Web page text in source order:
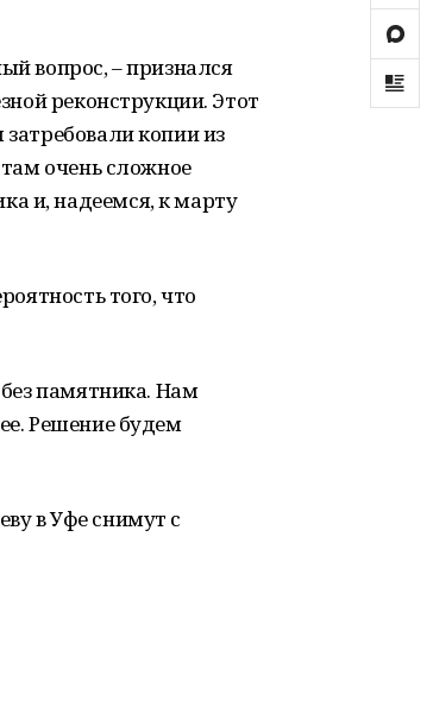
вопрос, – признался
реконструкции. Этот
копии из
там очень сложное
и, надеемся, к марту
того, что
памятника. Нам
Решение будем
в Уфе снимут с